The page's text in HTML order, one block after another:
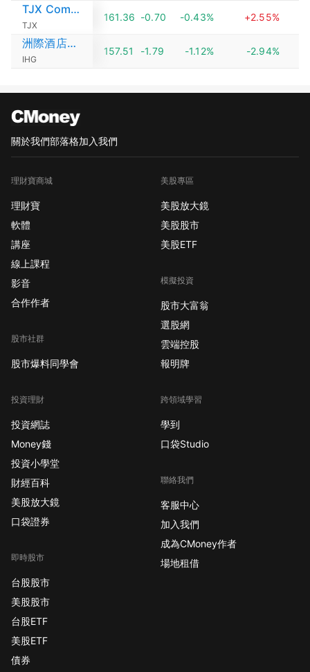
TJX Companies
TJX
161.36 -0.70 -0.43% +2.55%
洲際酒店集團
IHG
157.51 -1.79 -1.12% -2.94%
關於我們部落格加入我們
理財寶商城
理財寶
軟體
講座
線上課程
影音
合作作者
股市社群
股市爆料同學會
投資理財
投資網誌
Money錢
投資小學堂
財經百科
美股放大鏡
口袋證券
即時股市
台股股市
美股股市
台股ETF
美股ETF
債券
美股專區
美股放大鏡
美股股市
美股ETF
模擬投資
股市大富翁
選股網
雲端控股
報明牌
跨領域學習
學到
口袋Studio
聯絡我們
客服中心
加入我們
成為CMoney作者
場地租借